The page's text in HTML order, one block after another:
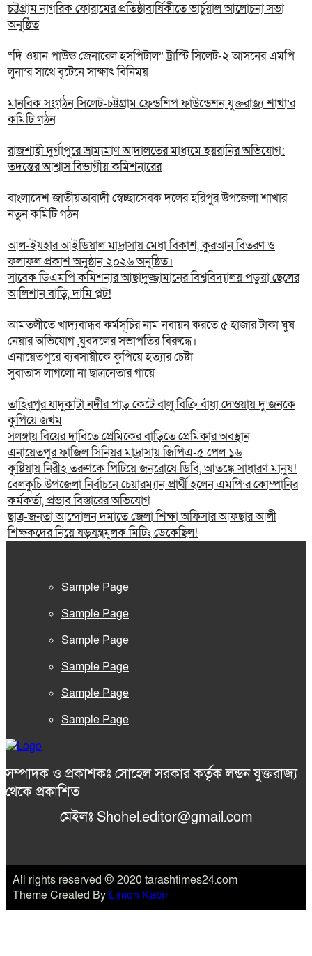
চট্টগ্রাম নাগরিক ফোরামের প্রতিষ্ঠাবার্ষিকীতে ভার্চুয়াল আলোচনা সভা
অনুষ্ঠিত
“দি ওয়ান পাউন্ড জেনারেল হসপিটাল” ট্রাস্টি সিলেট-২ আসনের এমপি
লুনা’র সা‌থে বৃটেনে সাক্ষাৎ বিনিময়
মানবিক সংগঠন সিলেট-চট্টগ্রাম ফ্রেন্ডশিপ ফাউন্ডেশন যুক্তরাজ্য শাখা’র
কমিটি গঠন
রাজশাহী দুর্গাপুরে ভ্রাম্যমাণ আদালতের মাধ্যমে হয়রানির অভিযোগ:
তদন্তের আশ্বাস বিভাগীয় কমিশনারের
বাংলাদেশ জাতীয়তাবাদী স্বেচ্ছাসেবক দলের হরিপুর উপজেলা শাখার
নতুন কমিটি গঠন
আল-ইযহার আইডিয়াল মাদ্রাসায় মেধা বিকাশ, কুরআন বিতরণ ও
ফলাফল প্রকাশ অনুষ্ঠান ২০২৬ অনুষ্ঠিত।
সাবেক ডিএমপি কমিশনার আছাদুজ্জামানের বিশ্ববিদ্যালয় পড়ুয়া ছেলের
আলিশান বাড়ি, দামি প্লট!
আমতলীতে খাদ্যবান্ধব কর্মসূচির নাম নবায়ন করতে ৫ হাজার টাকা ঘুষ
নেয়ার অভিযোগ ,যুবদলের সভাপতির বিরুদ্ধে।
এনায়েতপুরে ব্যবসায়ীকে কুপিয়ে হত্যার চেষ্টা
সুবাতাস লাগলো না ছাত্রনেতার গায়ে
তাহিরপুর যাদুকাটা নদীর পাড় কেটে বালু বিক্রি বাঁধা দেওয়ায় দু’জনকে
কুপিয়ে জখম
সলঙ্গায় বিয়ের দাবিতে প্রেমিকের বাড়িতে প্রেমিকার অবস্থান
এনায়েতপুর ফাজিল সিনিয়র মাদ্রাসায় জিপিএ-৫ পেল ১৬
কুষ্টিয়ায় নিরীহ তরুণকে পিটিয়ে জনরোষে ডিবি, আতঙ্কে সাধারণ মানুষ!
বেলকুচি উপজেলা নির্বাচনে চেয়ারম্যান প্রার্থী হলেন এমপি’র কোম্পানির
কর্মকর্তা, প্রভাব বিস্তারের অভিযোগ
ছাত্র-জনতা আন্দোলন দমাতে জেলা শিক্ষা অফিসার আফছার আলী
শিক্ষকদের নিয়ে ষড়যন্ত্রমুলক মিটিং ডেকেছিল!
Sample Page
Sample Page
Sample Page
Sample Page
Sample Page
Sample Page
সম্পাদক ও প্রকাশকঃ সোহেল সরকার কর্তৃক লন্ডন যুক্তরাজ্য
থেকে প্রকাশিত
মেইলঃ Shohel.editor@gmail.com
All rights reserved © 2020 tarashtimes24.com
Theme Created By Limon Kabir